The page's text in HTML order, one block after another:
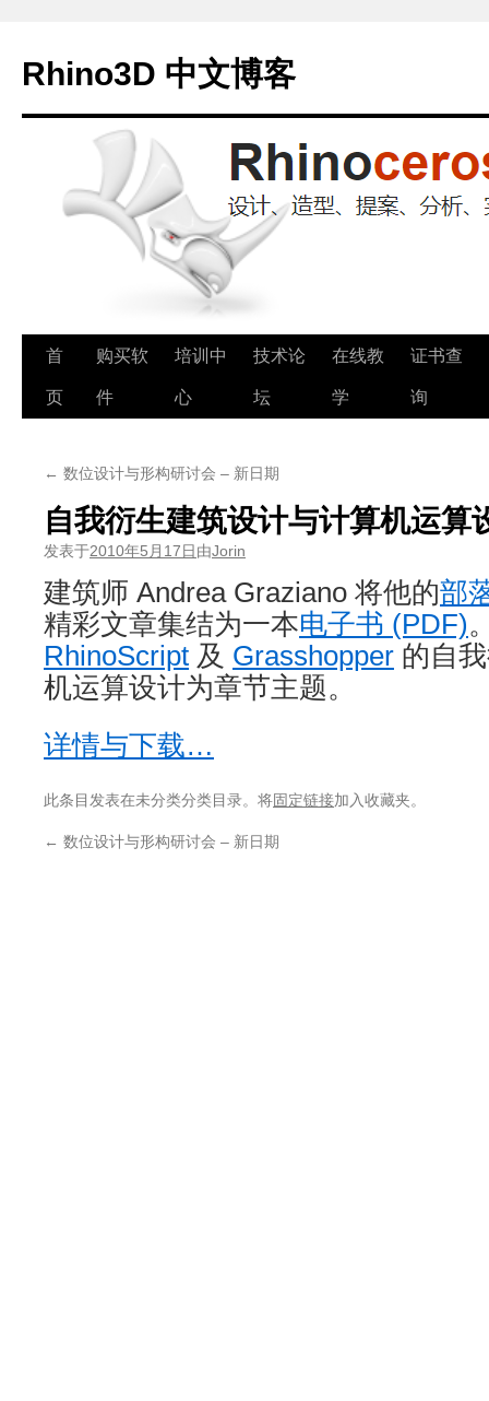
Rhino3D 中文博客
跳
至
首
页
购买软
件
培训中
心
技术论
坛
在线教
学
证书查
询
← 数位设计与形构研讨会 – 新日期
自我衍生建筑设计与计算机运算
发表于2010年5月17日由Jorin
建筑师 Andrea Graziano 将他的部
精彩文章集结为一本电子书 (PDF)
RhinoScript 及 Grasshopper 的自
机运算设计为章节主题。
详情与下载…
此条目发表在未分类分类目录。将固定链接加入收藏夹。
← 数位设计与形构研讨会 – 新日期